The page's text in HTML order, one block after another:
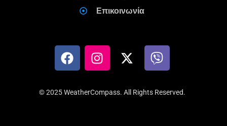
Επικοινωνία
© 2025 WeatherCompass. All Rights Reserved.